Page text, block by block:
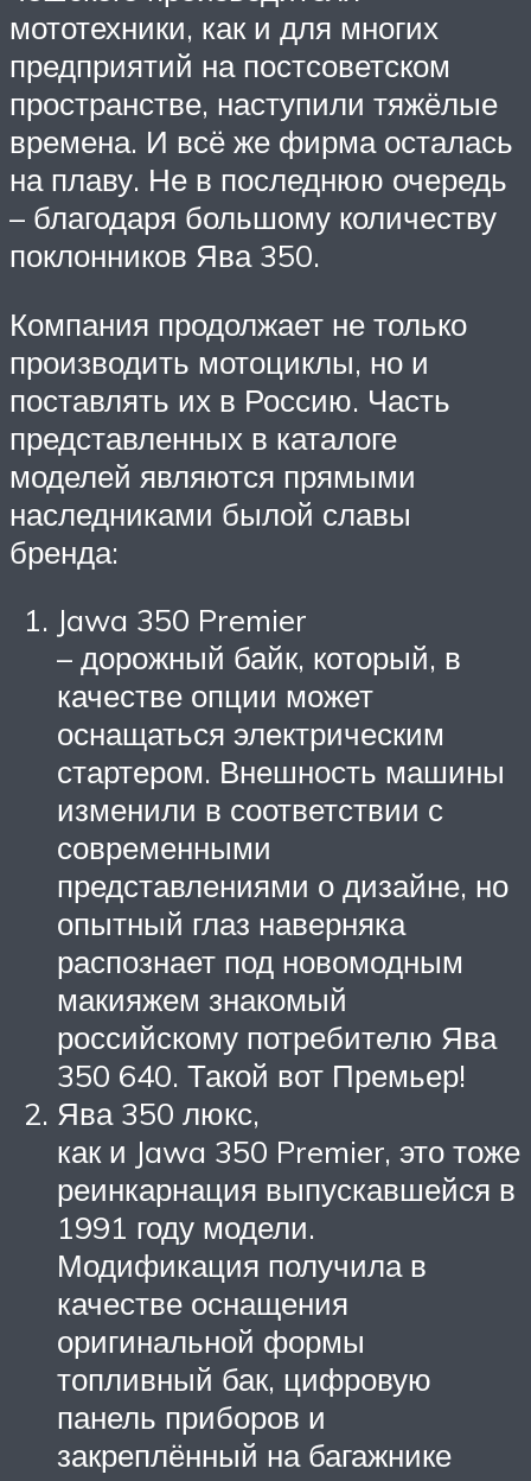
мототехники, как и для многих
предприятий на постсоветском
пространстве, наступили тяжёлые
времена. И всё же фирма осталась
на плаву. Не в последнюю очередь
– благодаря большому количеству
поклонников Ява 350.
Компания продолжает не только
производить мотоциклы, но и
поставлять их в Россию. Часть
представленных в каталоге
моделей являются прямыми
наследниками былой славы
бренда:
Jawa 350 Premier
– дорожный байк, который, в
качестве опции может
оснащаться электрическим
стартером. Внешность машины
изменили в соответствии с
современными
представлениями о дизайне, но
опытный глаз наверняка
распознает под новомодным
макияжем знакомый
российскому потребителю Ява
350 640. Такой вот Премьер!
Ява 350 люкс,
как и Jawa 350 Premier, это тоже
реинкарнация выпускавшейся в
1991 году модели.
Модификация получила в
качестве оснащения
оригинальной формы
топливный бак, цифровую
панель приборов и
закреплённый на багажнике